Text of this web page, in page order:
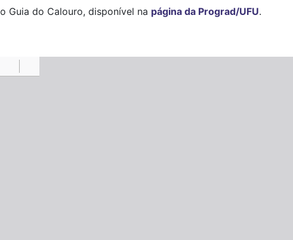
Guia do Calouro, disponível na página da Prograd/UFU.